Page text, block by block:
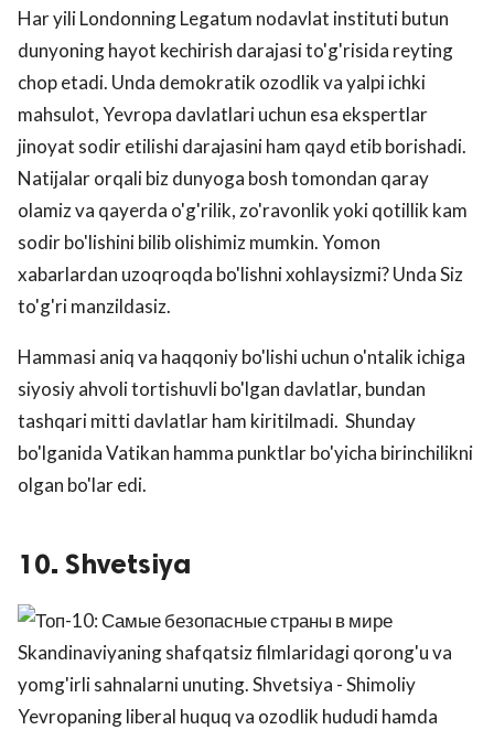
Har yili Londonning Legatum nodavlat instituti butun
dunyoning hayot kechirish darajasi to'g'risida reyting
chop etadi. Unda demokratik ozodlik va yalpi ichki
mahsulot, Yevropa davlatlari uchun esa ekspertlar
jinoyat sodir etilishi darajasini ham qayd etib borishadi.
Natijalar orqali biz dunyoga bosh tomondan qaray
olamiz va qayerda o'g'rilik, zo'ravonlik yoki qotillik kam
sodir bo'lishini bilib olishimiz mumkin. Yomon
xabarlardan uzoqroqda bo'lishni xohlaysizmi? Unda Siz
to'g'ri manzildasiz.
Hammasi aniq va haqqoniy bo'lishi uchun o'ntalik ichiga
siyosiy ahvoli tortishuvli bo'lgan davlatlar, bundan
tashqari mitti davlatlar ham kiritilmadi. Shunday
bo'lganida Vatikan hamma punktlar bo'yicha birinchilikni
olgan bo'lar edi.
10. Shvetsiya
Skandinaviyaning shafqatsiz filmlaridagi qorong'u va
yomg'irli sahnalarni unuting. Shvetsiya - Shimoliy
Yevropaning liberal huquq va ozodlik hududi hamda